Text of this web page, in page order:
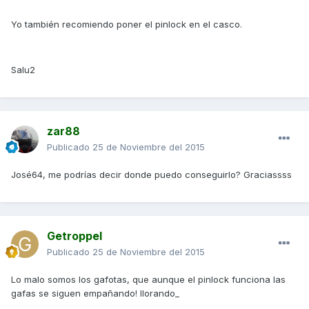
Yo también recomiendo poner el pinlock en el casco.
Salu2
zar88
Publicado 25 de Noviembre del 2015
José64, me podrías decir donde puedo conseguirlo? Graciassss
Getroppel
Publicado 25 de Noviembre del 2015
Lo malo somos los gafotas, que aunque el pinlock funciona las
gafas se siguen empañando! llorando_